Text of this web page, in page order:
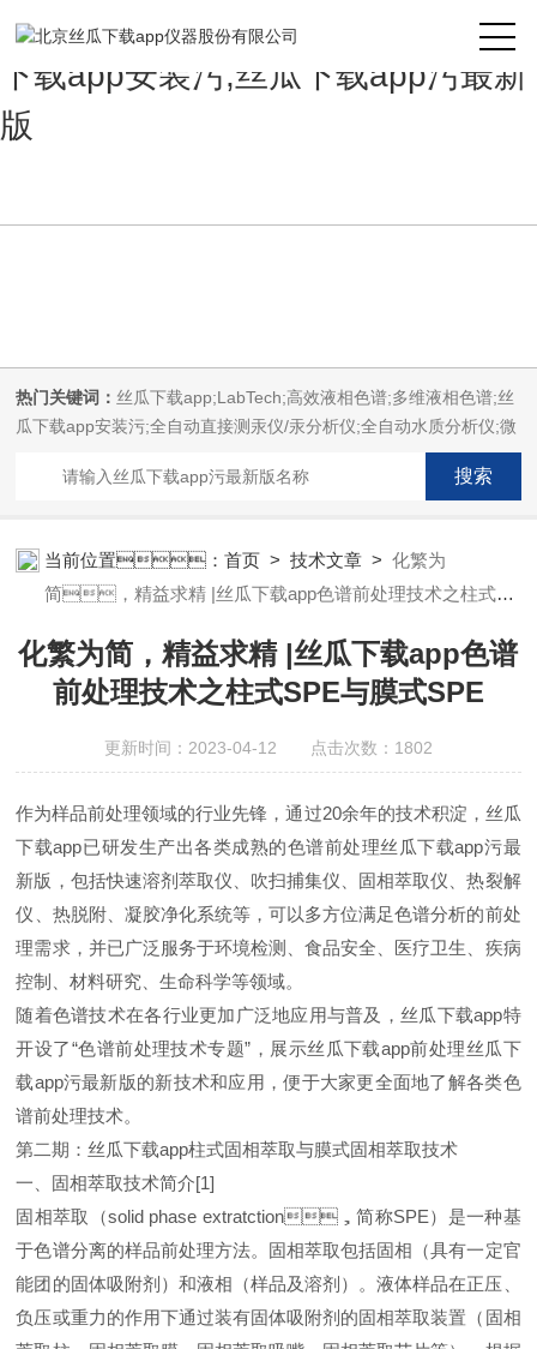
丝瓜下载app,丝瓜下载app安装,丝瓜
下载app安装污,丝瓜下载app污最新
版
热门关键词： 丝瓜下载app;LabTech;高效液相色谱;多维液相色谱;丝
瓜下载app安装污;全自动直接测汞仪/汞分析仪;全自动水质分析仪;微
波消解萃取系统;微波合成系统;微波灰化磺化系统;全自动固相萃取系
统;Dryvap全自动溶剂蒸发系统;激光固体烧蚀进样系统;循环水冷却
（LIMS;超净丝瓜下载app安装设计与工程;通风柜;化学安全
柜;AAICPICP-MSUV-VISHPLC耗材和配件
当前位置：首页 >技术文章 >化繁为
简，精益求精 |丝瓜下载app色谱前处理技术之柱式
化繁为简，精益求精 |丝瓜下载app色谱
前处理技术之柱式SPE与膜式SPE
更新时间：2023-04-12 点击次数：1802
作为样品前处理领域的行业先锋，通过20余年的技术积淀，丝瓜
下载app已研发生产出各类成熟的色谱前处理丝瓜下载app污最
新版，包括快速溶剂萃取仪、吹扫捕集仪、固相萃取仪、热裂解
仪、热脱附、凝胶净化系统等，可以多方位满足色谱分析的前处
理需求，并已广泛服务于环境检测、食品安全、医疗卫生、疾病
控制、材料研究、生命科学等领域。
随着色谱技术在各行业更加广泛地应用与普及，丝瓜下载app特
开设了“色谱前处理技术专题”，展示丝瓜下载app前处理丝瓜下
载app污最新版的新技术和应用，便于大家更全面地了解各类色
谱前处理技术。
第二期：丝瓜下载app柱式固相萃取与膜式固相萃取技术
一、固相萃取技术简介[1]
固相萃取（solid phase extratction，简称SPE）是一种基
于色谱分离的样品前处理方法。固相萃取包括固相（具有一定官
能团的固体吸附剂）和液相（样品及溶剂）。液体样品在正压、
负压或重力的作用下通过装有固体吸附剂的固相萃取装置（固相